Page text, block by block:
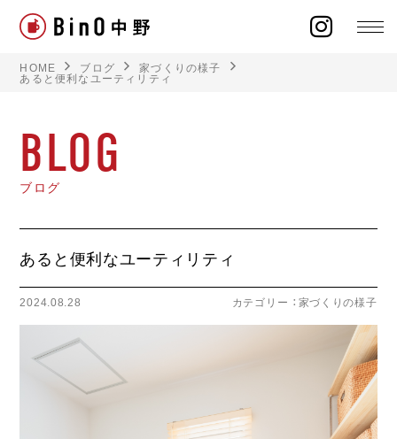
ラインナップ
施工事例
オーナー様の声
モデルハウス
HOME ブログ 家づくりの様子
あると便利なユーティリティ
BLOG
ブログ
あると便利なユーティリティ
2024.08.28 カテゴリー ： 家づくりの様子